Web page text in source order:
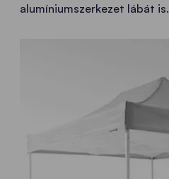
alumíniumszerkezet lábát is.